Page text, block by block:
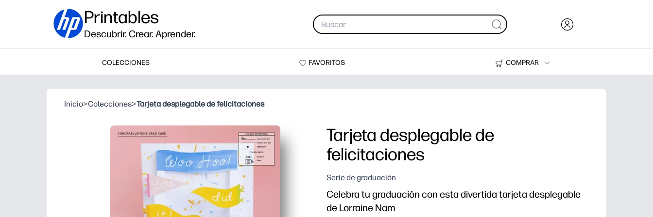
Printables
Descubrir. Crear. Aprender.
COLECCIONES FAVORITOS
COMPRAR
Impresoras
Inicio>Colecciones>Tarjeta desplegable de felicitaciones
Tarjeta desplegable de
felicitaciones
Serie de graduación
Celebra tu graduación con esta divertida tarjeta desplegable
de Lorraine Nam